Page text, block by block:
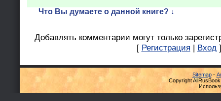
Что Вы думаете о данной книге? ↓
Добавлять комментарии могут только
[ Регистрация | Вход ]
Sitemap-
Copyright